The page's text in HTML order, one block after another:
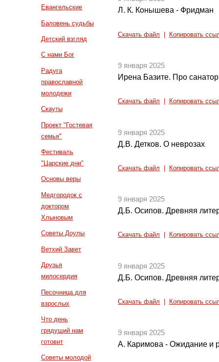
Евангельские
Баловень судьбы
Детский взгляд
С нами Бог
Радуга
православной
молодежи
Скауты
Проект "Гостевая
семья"
Фестиваль
"Царские дни"
Основы веры
Медгородок с
доктором
Хлыновым
Советы Доулы
Ветхий Завет
Друзья
милосердия
Песочница для
взрослых
Что день
грядущий нам
готовит
Советы молодой
Л. К. Конышева - Фридман
Скачать файл Копировать
9 января 2025
Ирена Базите. Про
Скачать файл Копировать
9 января 2025
Д.В. Детков. О неврозах
Скачать файл Копировать
9 января 2025
Д.Б. Осипов. Древняя
Скачать файл Копировать
9 января 2025
Д.Б. Осипов. Древняя
Скачать файл Копировать
9 января 2025
А. Каримова - Ожидание и